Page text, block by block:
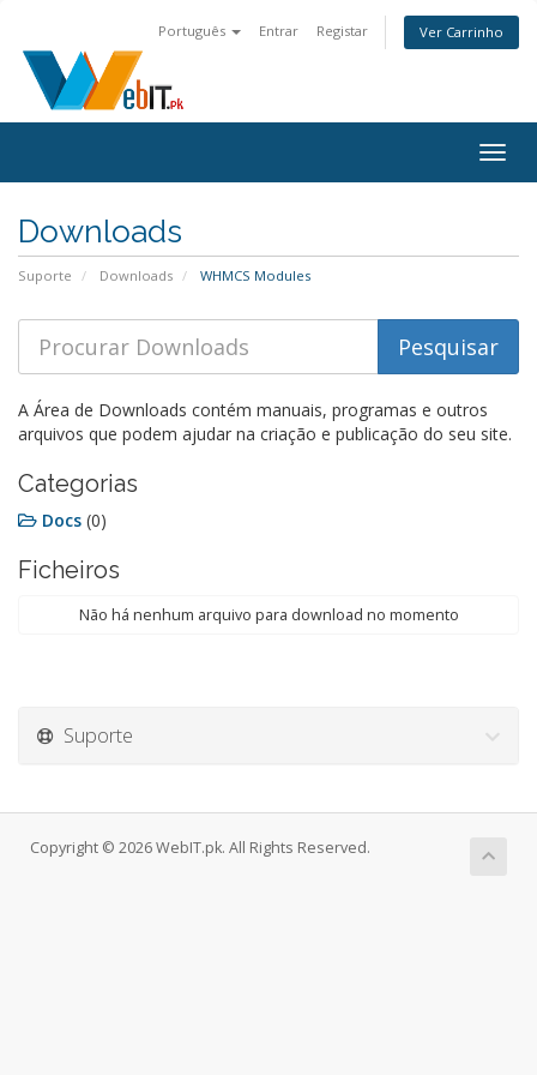
Português Entrar Registar Ver Carrinho
Downloads
Suporte Downloads WHMCS Modules
A Área de Downloads contém manuais, programas e outros
arquivos que podem ajudar na criação e publicação do seu site.
Categorias
Docs (0)
Ficheiros
Não há nenhum arquivo para download no momento
Suporte
Copyright © 2026 WebIT.pk. All Rights Reserved.